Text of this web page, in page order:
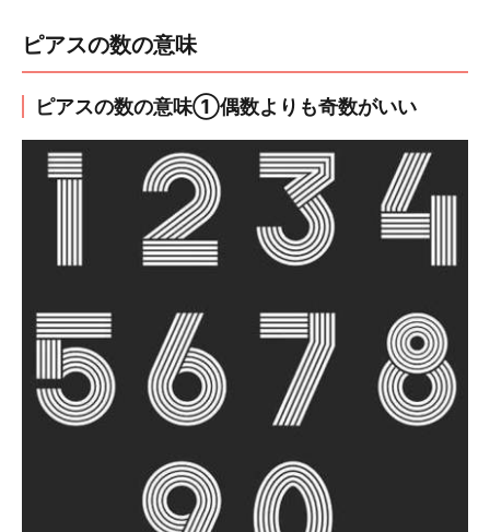
ピアスの数の意味
ピアスの数の意味①偶数よりも奇数がいい